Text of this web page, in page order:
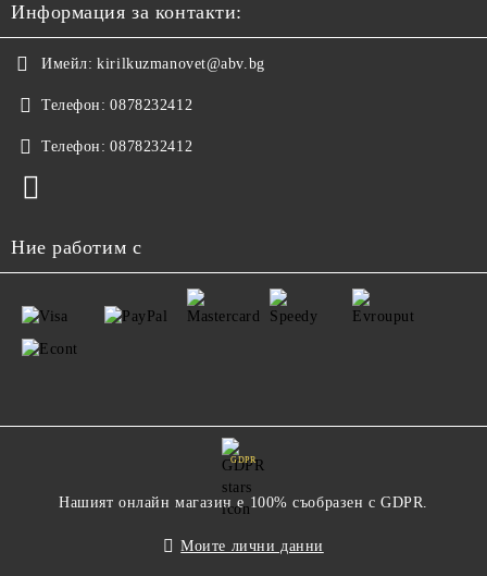
Информация за контакти:
Имейл: kirilkuzmanovet@abv.bg
Телефон: 0878232412
Телефон: 0878232412
Ние работим с
GDPR
Нашият онлайн магазин е 100% съобразен с GDPR.
Моите лични данни